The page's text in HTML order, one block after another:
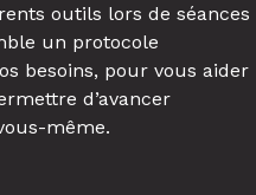
outils lors de séances
un protocole
besoins, pour vous aider
d’avancer
même.